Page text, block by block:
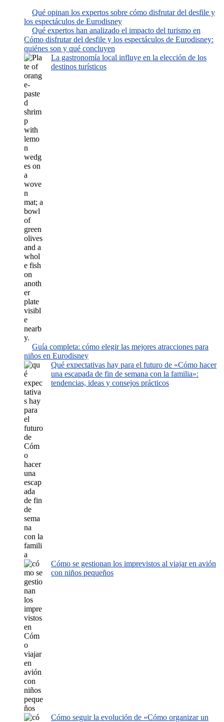
Qué opinan los expertos sobre cómo disfrutar del desfile y
los espectáculos de Eurodisney
Qué expertos han analizado el impacto del turismo en
Cómo disfrutar del desfile y los espectáculos de Eurodisney:
quiénes son y qué concluyen
La gastronomía local influye en la elección de los
destinos turísticos
Guía completa: cómo elegir las mejores atracciones para
niños en Eurodisney
Qué expectativas hay para el futuro de «Cómo hacer
una escapada de fin de semana con la familia»:
tendencias, ideas y consejos prácticos
Cómo se gestionan los imprevistos al viajar en avión
con niños pequeños
Cómo seguir la evolución de «Cómo organizar un